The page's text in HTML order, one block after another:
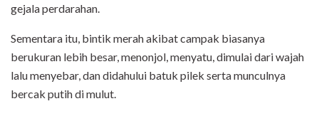
gejala perdarahan.
Sementara itu, bintik merah akibat campak biasanya
berukuran lebih besar, menonjol, menyatu, dimulai dari wajah
lalu menyebar, dan didahului batuk pilek serta munculnya
bercak putih di mulut.